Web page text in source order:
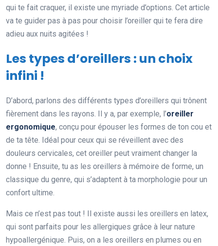
qui te fait craquer, il existe une myriade d’options. Cet article
va te guider pas à pas pour choisir l’oreiller qui te fera dire
adieu aux nuits agitées !
Les types d’oreillers : un choix
infini !
D’abord, parlons des différents types d’oreillers qui trônent
fièrement dans les rayons. Il y a, par exemple, l’oreiller
ergonomique, conçu pour épouser les formes de ton cou et
de ta tête. Idéal pour ceux qui se réveillent avec des
douleurs cervicales, cet oreiller peut vraiment changer la
donne ! Ensuite, tu as les oreillers à mémoire de forme, un
classique du genre, qui s’adaptent à ta morphologie pour un
confort ultime.
Mais ce n’est pas tout ! Il existe aussi les oreillers en latex,
qui sont parfaits pour les allergiques grâce à leur nature
hypoallergénique. Puis, on a les oreillers en plumes ou en